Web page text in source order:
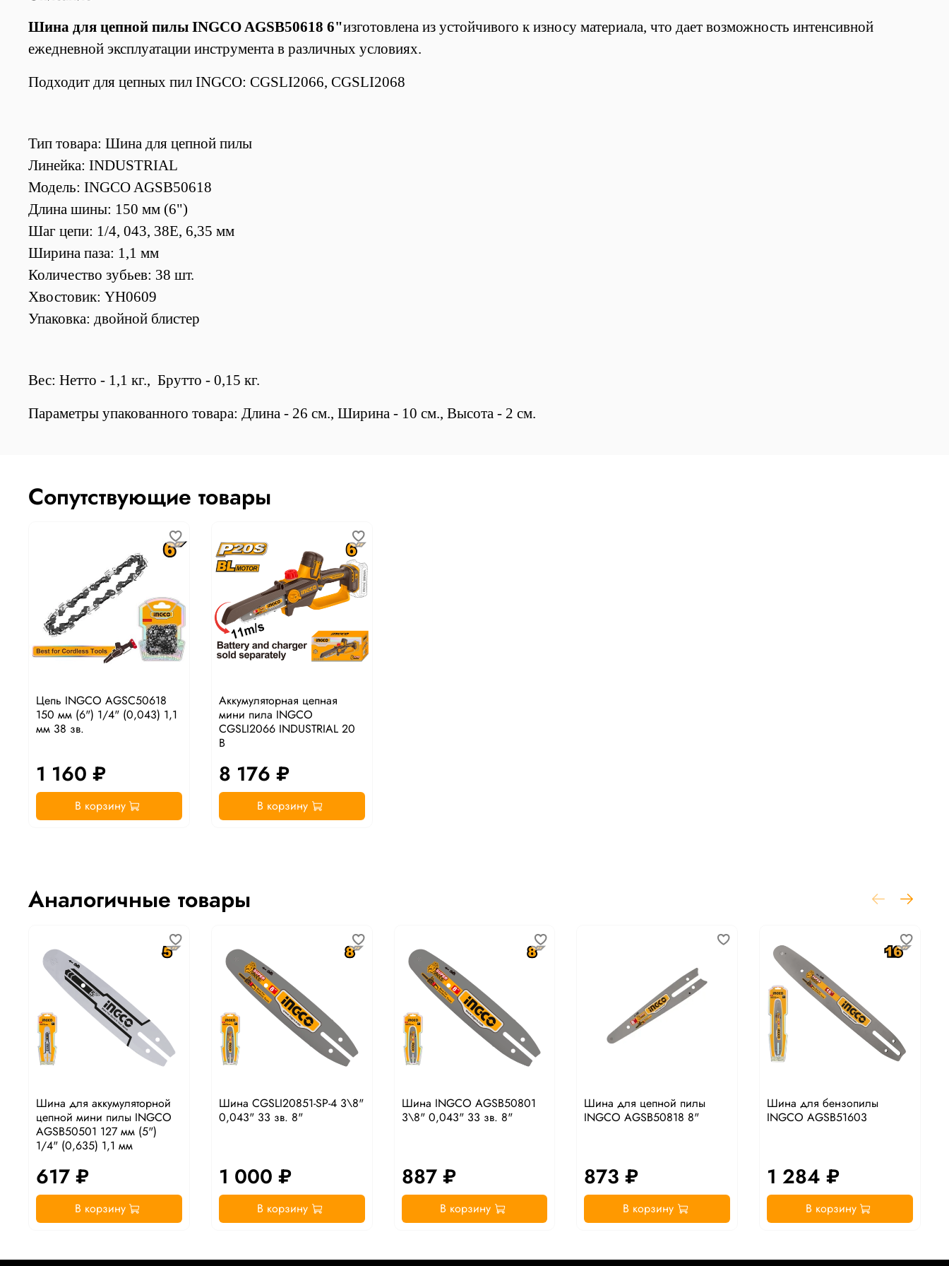
Шина для цепной пилы INGCO AGSB50618 6"изготовлена из устойчивого к износу материала, что дает возможность интенсивной
ежедневной эксплуатации инструмента в различных условиях.
Подходит для цепных пил INGCO: CGSLI2066, CGSLI2068
Тип товара: Шина для цепной пилы
Линейка: INDUSTRIAL
Модель: INGCO AGSB50618
Длина шины: 150 мм (6")
Шаг цепи: 1/4, 043, 38Е, 6,35 мм
Ширина паза: 1,1 мм
Количество зубьев: 38 шт.
Хвостовик: YH0609
Упаковка: двойной блистер
Вес: Нетто - 1,1 кг., Брутто - 0,15 кг.
Параметры упакованного товара: Длина - 26 см., Ширина - 10 см., Высота - 2 см.
Сопутствующие товары
Цепь INGCO AGSC50618
150 мм (6") 1/4" (0,043) 1,1
мм 38 зв.
1 160 ₽
В корзину
Аккумуляторная цепная
мини пила INGCO
CGSLI2066 INDUSTRIAL 20
В
8 176 ₽
В корзину
Аналогичные товары
Шина для аккумуляторной
цепной мини пилы INGCO
AGSB50501 127 мм (5")
1/4" (0,635) 1,1 мм
617 ₽
В корзину
Шина CGSLI20851-SP-4 3\8"
0,043" 33 зв. 8"
1 000 ₽
В корзину
Шина INGCO AGSB50801
3\8" 0,043" 33 зв. 8"
887 ₽
В корзину
Шина для цепной пилы
INGCO AGSB50818 8"
873 ₽
В корзину
Шина для бензопилы
INGCO AGSB51603
1 284 ₽
В корзину